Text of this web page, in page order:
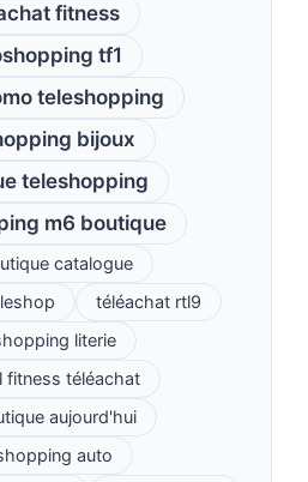
fitness
tf1
teleshopping
bijoux
teleshopping
m6 boutique
catalogue
téléachat rtl9
literie
fitness téléachat
aujourd'hui
auto